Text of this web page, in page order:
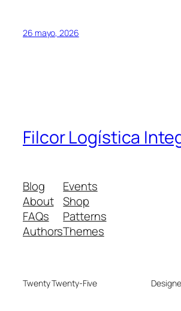
26 mayo, 2026
Filcor Logística
Blog
About
FAQs
Authors
Events
Shop
Patterns
Themes
Twenty Twenty-Five